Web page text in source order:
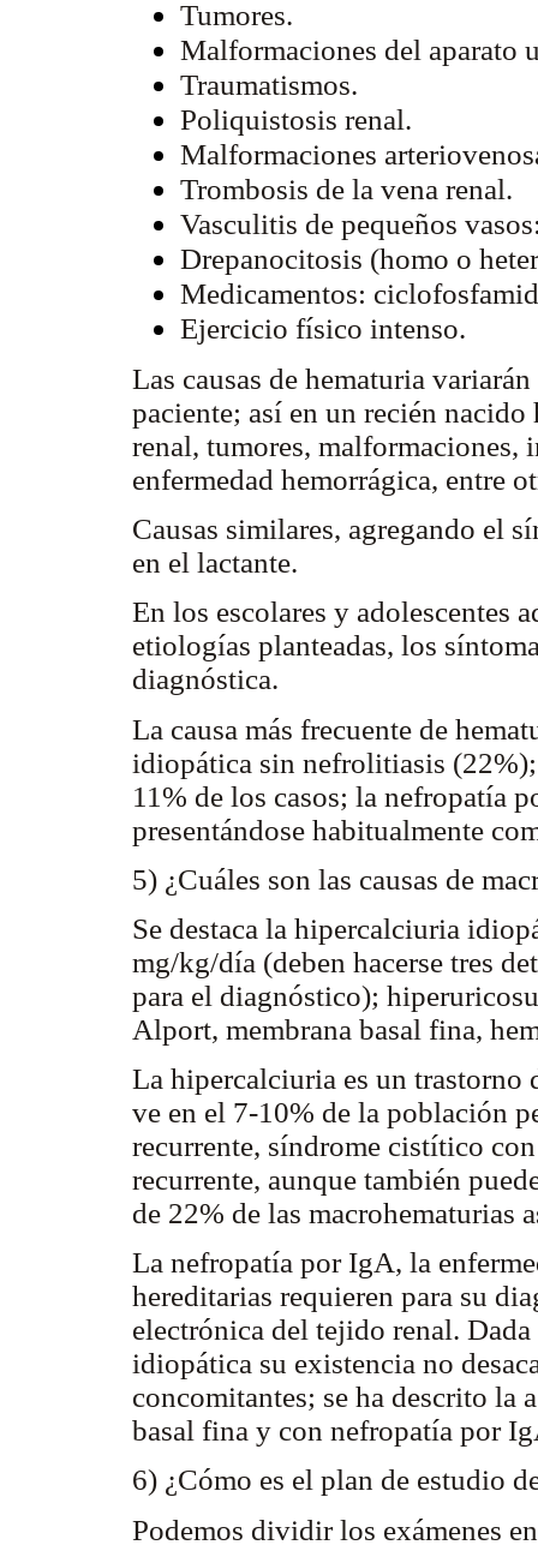
Tumores.
Malformaciones del aparato
Traumatismos.
Poliquistosis renal.
Malformaciones
Trombosis de la vena renal.
Vasculitis de pequeños
Drepanocitosis (homo o
Medicamentos:
Ejercicio físico intenso.
Las causas de hematuria
paciente; así en un recién
renal, tumores,
enfermedad hemorrágica, entre
Causas similares, agregando el
en el lactante.
En los escolares y adolescentes
etiologías planteadas, los
diagnóstica.
La causa más frecuente de
idiopática sin nefrolitiasis
11% de los casos; la nefropatía
presentándose habitualmente
5) ¿Cuáles son las causas de
Se destaca la hipercalciuria
mg/kg/día (deben hacerse tres
para el diagnóstico);
Alport, membrana basal fina,
La hipercalciuria es un trastorno
ve en el 7-10% de la población
recurrente, síndrome cistítico
recurrente, aunque también
de 22% de las macrohematurias
La nefropatía por IgA, la
hereditarias requieren para su
electrónica del tejido renal.
idiopática su existencia no
concomitantes; se ha descrito la
basal fina y con nefropatía por
6) ¿Cómo es el plan de estudio
Podemos dividir los exámenes